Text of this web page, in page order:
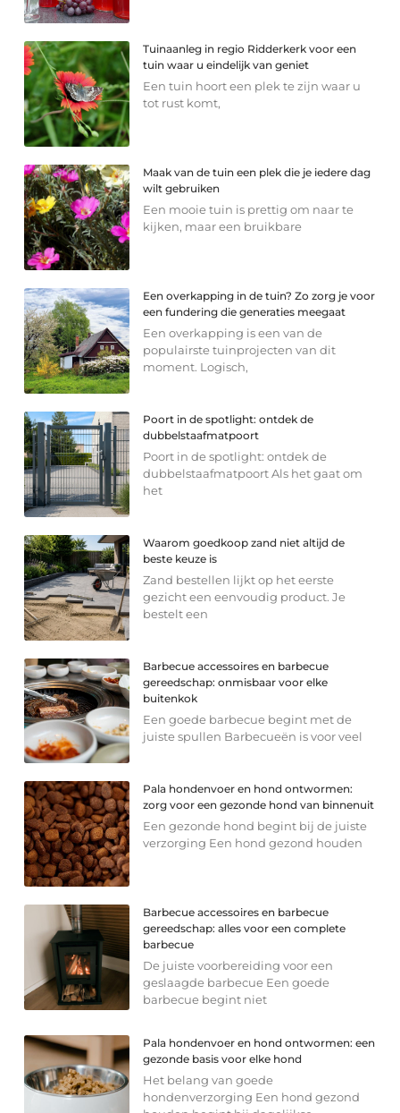
Tuinaanleg in regio Ridderkerk voor een
tuin waar u eindelijk van geniet
Een tuin hoort een plek te zijn waar u
tot rust komt,
Maak van de tuin een plek die je iedere dag
wilt gebruiken
Een mooie tuin is prettig om naar te
kijken, maar een bruikbare
Een overkapping in de tuin? Zo zorg je voor
een fundering die generaties meegaat
Een overkapping is een van de
populairste tuinprojecten van dit
moment. Logisch,
Poort in de spotlight: ontdek de
dubbelstaafmatpoort
Poort in de spotlight: ontdek de
dubbelstaafmatpoort Als het gaat om
het
Waarom goedkoop zand niet altijd de
beste keuze is
Zand bestellen lijkt op het eerste
gezicht een eenvoudig product. Je
bestelt een
Barbecue accessoires en barbecue
gereedschap: onmisbaar voor elke
buitenkok
Een goede barbecue begint met de
juiste spullen Barbecueën is voor veel
Pala hondenvoer en hond ontwormen:
zorg voor een gezonde hond van binnenuit
Een gezonde hond begint bij de juiste
verzorging Een hond gezond houden
Barbecue accessoires en barbecue
gereedschap: alles voor een complete
barbecue
De juiste voorbereiding voor een
geslaagde barbecue Een goede
barbecue begint niet
Pala hondenvoer en hond ontwormen: een
gezonde basis voor elke hond
Het belang van goede
hondenverzorging Een hond gezond